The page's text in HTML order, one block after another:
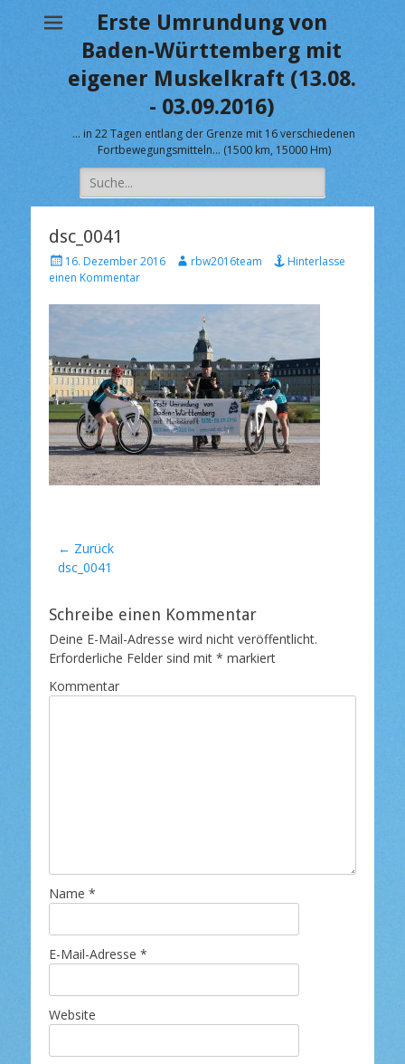
Erste Umrundung von
Baden-Württemberg mit
eigener Muskelkraft (13.08.
- 03.09.2016)
… in 22 Tagen entlang der Grenze mit 16 verschiedenen
Fortbewegungsmitteln… (1500 km, 15000 Hm)
Suche
nach:
dsc_0041
V
e
ö
e
n
t
l
i
c
h
t
a
16. Dezember 2016
A
o
rbw2016team
Hinterlasse
einen Kommentar
Beitragsnavigation
← Zurück
Vorheriger
dsc_0041
Schreibe einen Kommentar
Deine E-Mail-Adresse wird nicht veröffentlicht.
Erforderliche Felder sind mit * markiert
Kommentar
Name *
E-Mail-Adresse *
Website